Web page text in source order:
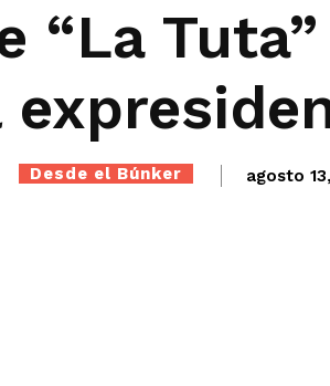
“La
Desde el Búnker agosto